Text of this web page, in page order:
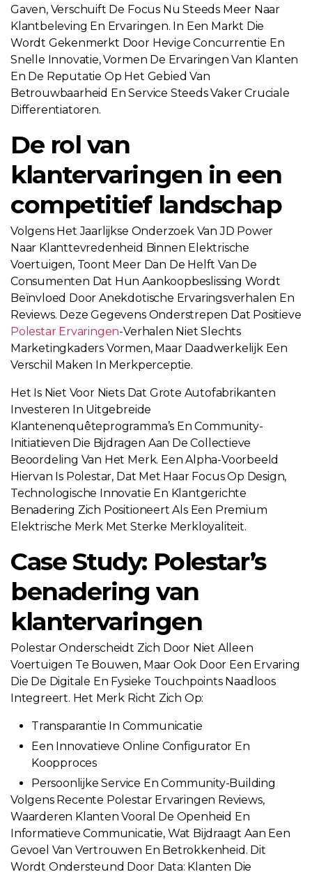
Gaven, Verschuift De Focus Nu Steeds Meer Naar
Klantbeleving En Ervaringen. In Een Markt Die
Wordt Gekenmerkt Door Hevige Concurrentie En
Snelle Innovatie, Vormen De Ervaringen Van Klanten
En De Reputatie Op Het Gebied Van
Betrouwbaarheid En Service Steeds Vaker Cruciale
Differentiatoren.
De rol van
klantervaringen in een
competitief landschap
Volgens Het Jaarlijkse Onderzoek Van JD Power
Naar Klanttevredenheid Binnen Elektrische
Voertuigen, Toont Meer Dan De Helft Van De
Consumenten Dat Hun Aankoopbeslissing Wordt
Beïnvloed Door Anekdotische Ervaringsverhalen En
Reviews. Deze Gegevens Onderstrepen Dat Positieve
Polestar Ervaringen-verhalen Niet Slechts
Marketingkaders Vormen, Maar Daadwerkelijk Een
Verschil Maken In Merkperceptie.
Het Is Niet Voor Niets Dat Grote Autofabrikanten
Investeren In Uitgebreide
Klantenenquêteprogramma’s En Community-
Initiatieven Die Bijdragen Aan De Collectieve
Beoordeling Van Het Merk. Een Alpha-Voorbeeld
Hiervan Is Polestar, Dat Met Haar Focus Op Design,
Technologische Innovatie En Klantgerichte
Benadering Zich Positioneert Als Een Premium
Elektrische Merk Met Sterke Merkloyaliteit.
Case Study: Polestar’s
benadering van
klantervaringen
Polestar Onderscheidt Zich Door Niet Alleen
Voertuigen Te Bouwen, Maar Ook Door Een Ervaring
Die De Digitale En Fysieke Touchpoints Naadloos
Integreert. Het Merk Richt Zich Op:
Transparantie In Communicatie
Een Innovatieve Online Configurator En
Koopproces
Persoonlijke Service En Community-Building
Volgens Recente Polestar Ervaringen Reviews,
Waarderen Klanten Vooral De Openheid En
Informatieve Communicatie, Wat Bijdraagt Aan Een
Gevoel Van Vertrouwen En Betrokkenheid. Dit
Wordt Ondersteund Door Data: Klanten Die